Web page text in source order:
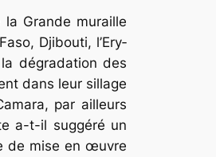
Grande muraille
Djibouti, l’Ery­
dégradation des
dans leur sillage
par ailleurs
a-t-il suggéré un
de mise en œuvre